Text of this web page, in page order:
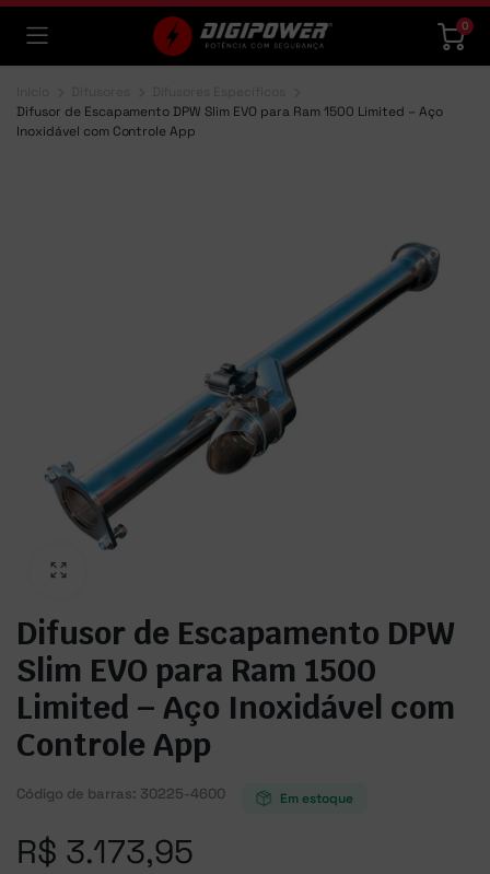
0
Difusor de Escapamento DPW Slim EVO para Ram 1500 Limited – Aço
Inoxidável com Controle App
Difusor de Escapamento DPW
Slim EVO para Ram 1500
Limited – Aço Inoxidável com
Controle App
Código de barras: 30225-4600 Em estoque
R$ 3.173,95